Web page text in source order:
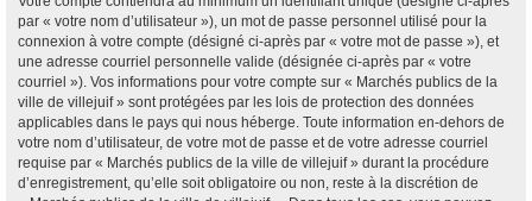
par « votre nom d’utilisateur »), un mot de passe personnel utilisé pour la
connexion à votre compte (désigné ci-après par « votre mot de passe »), et
une adresse courriel personnelle valide (désignée ci-après par « votre
courriel »). Vos informations pour votre compte sur « Marchés publics de la
ville de villejuif » sont protégées par les lois de protection des données
applicables dans le pays qui nous héberge. Toute information en-dehors de
votre nom d’utilisateur, de votre mot de passe et de votre adresse courriel
requise par « Marchés publics de la ville de villejuif » durant la procédure
d’enregistrement, qu’elle soit obligatoire ou non, reste à la discrétion de